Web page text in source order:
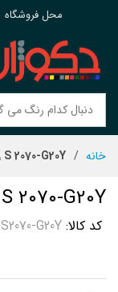
محل فروشگاه
خانه S 2070-G20Y رنگ
S 2070-G20Y رنگ
کد کالا S2070-G20Y